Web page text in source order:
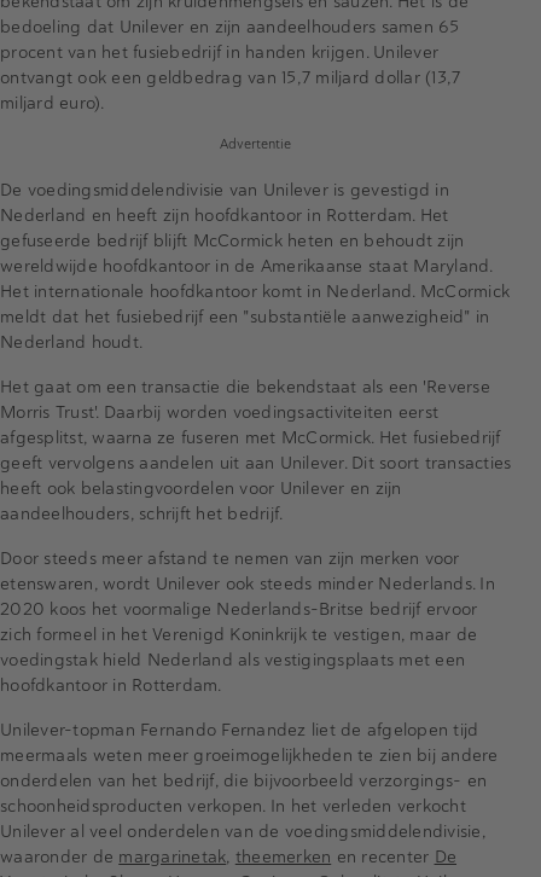
bedoeling dat Unilever en zijn aandeelhouders samen 65
procent van het fusiebedrijf in handen krijgen. Unilever
ontvangt ook een geldbedrag van 15,7 miljard dollar (13,7
miljard euro).
Advertentie
De voedingsmiddelendivisie van Unilever is gevestigd in
Nederland en heeft zijn hoofdkantoor in Rotterdam. Het
gefuseerde bedrijf blijft McCormick heten en behoudt zijn
wereldwijde hoofdkantoor in de Amerikaanse staat Maryland.
Het internationale hoofdkantoor komt in Nederland. McCormick
meldt dat het fusiebedrijf een "substantiële aanwezigheid" in
Nederland houdt.
Het gaat om een transactie die bekendstaat als een 'Reverse
Morris Trust'. Daarbij worden voedingsactiviteiten eerst
afgesplitst, waarna ze fuseren met McCormick. Het fusiebedrijf
geeft vervolgens aandelen uit aan Unilever. Dit soort transacties
heeft ook belastingvoordelen voor Unilever en zijn
aandeelhouders, schrijft het bedrijf.
Door steeds meer afstand te nemen van zijn merken voor
etenswaren, wordt Unilever ook steeds minder Nederlands. In
2020 koos het voormalige Nederlands-Britse bedrijf ervoor
zich formeel in het Verenigd Koninkrijk te vestigen, maar de
voedingstak hield Nederland als vestigingsplaats met een
hoofdkantoor in Rotterdam.
Unilever-topman Fernando Fernandez liet de afgelopen tijd
meermaals weten meer groeimogelijkheden te zien bij andere
onderdelen van het bedrijf, die bijvoorbeeld verzorgings- en
schoonheidsproducten verkopen. In het verleden verkocht
Unilever al veel onderdelen van de voedingsmiddelendivisie,
waaronder de margarinetak, theemerken en recenter De